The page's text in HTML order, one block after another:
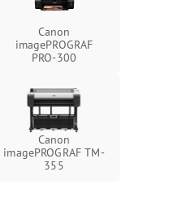
Canon
imagePROGRAF
PRO-300
Canon
imagePROGRAF TM-
355